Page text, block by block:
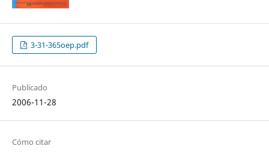
3-31-365oep.pdf
Publicado
2006-11-28
Cómo citar